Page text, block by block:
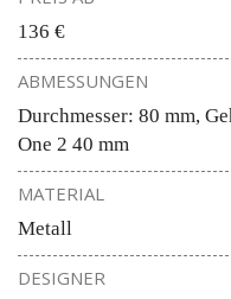
136 €
ABMESSUNGEN
Durchmesser: 80 mm,
One 2 40 mm
MATERIAL
Metall
DESIGNER